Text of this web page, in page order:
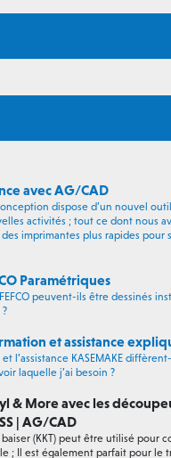
avec AG/CAD
dispose d’un nouvel
activités ; tout ce dont nous
imprimantes plus rapides pour
Paramétriques
peuvent-ils être dessinés
?
et assistance
l’assistance KASEMAKE
laquelle j’ai besoin ?
& More avec les
| AG/CAD
(KKT) peut être utilisé pour
; Il est également parfait pour le